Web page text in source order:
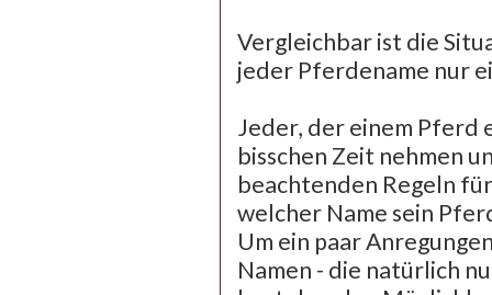
Vergleichbar ist die
jeder Pferdename nur
Jeder, der einem Pferd
bisschen Zeit nehmen
beachtenden Regeln
welcher Name sein
Um ein paar
Namen - die natürlich